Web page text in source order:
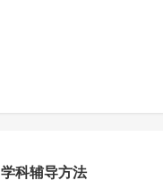
学科辅导方法